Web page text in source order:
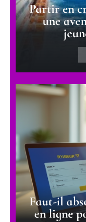
Partir en
une
Faut-il
en ligne